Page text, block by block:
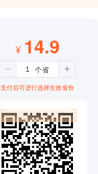
¥ 14.9
支付后可进行选择生效省份